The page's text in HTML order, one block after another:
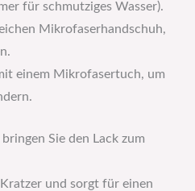
für schmutziges Wasser).
Mikrofaserhandschuh,
einem Mikrofasertuch, um
Sie den Lack zum
und sorgt für einen